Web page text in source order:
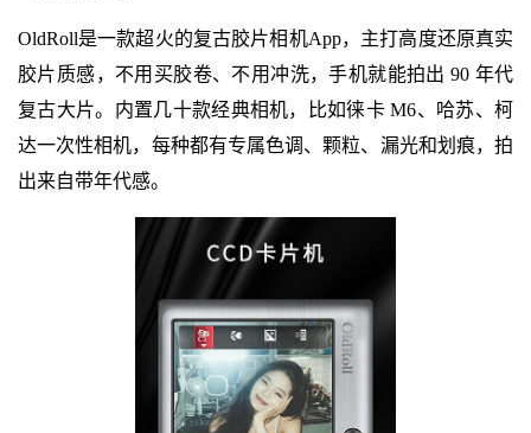
OldRoll是一款超火的复古胶片相机App，主打高度还原真实
胶片质感，不用买胶卷、不用冲洗，手机就能拍出 90 年代
复古大片。内置几十款经典相机，比如徕卡 M6、哈苏、柯
达一次性相机，每种都有专属色调、颗粒、漏光和划痕，拍
出来自带年代感。